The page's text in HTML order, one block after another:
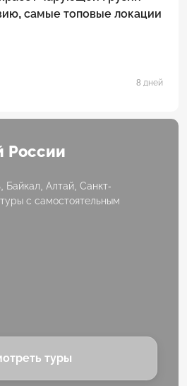
самые топовые локации
8 дней
России
Байкал, Алтай, Санкт-
с самостоятельным
туры